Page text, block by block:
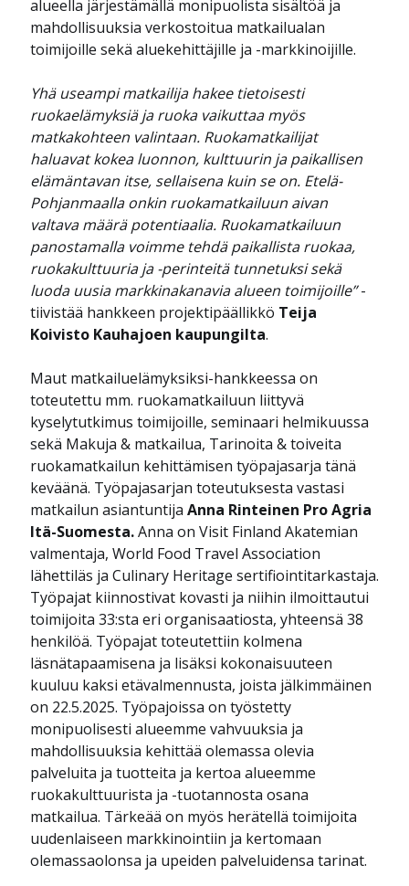
alueella järjestämällä monipuolista sisältöä ja
mahdollisuuksia verkostoitua matkailualan
toimijoille sekä aluekehittäjille ja -markkinoijille.
Yhä useampi matkailija hakee tietoisesti
ruokaelämyksiä ja ruoka vaikuttaa myös
matkakohteen valintaan. Ruokamatkailijat
haluavat kokea luonnon, kulttuurin ja paikallisen
elämäntavan itse, sellaisena kuin se on. Etelä-
Pohjanmaalla onkin ruokamatkailuun aivan
valtava määrä potentiaalia. Ruokamatkailuun
panostamalla voimme tehdä paikallista ruokaa,
ruokakulttuuria ja -perinteitä tunnetuksi sekä
luoda uusia markkinakanavia alueen toimijoille”-
tiivistää hankkeen projektipäällikkö Teija
Koivisto Kauhajoen kaupungilta.
Maut matkailuelämyksiksi-hankkeessa on
toteutettu mm. ruokamatkailuun liittyvä
kyselytutkimus toimijoille, seminaari helmikuussa
sekä Makuja & matkailua, Tarinoita & toiveita
ruokamatkailun kehittämisen työpajasarja tänä
keväänä. Työpajasarjan toteutuksesta vastasi
matkailun asiantuntija Anna Rinteinen Pro Agria
Itä-Suomesta.Anna on Visit Finland Akatemian
valmentaja, World Food Travel Association
lähettiläs ja Culinary Heritage sertifiointitarkastaja.
Työpajat kiinnostivat kovasti ja niihin ilmoittautui
toimijoita 33:sta eri organisaatiosta, yhteensä 38
henkilöä. Työpajat toteutettiin kolmena
läsnätapaamisena ja lisäksi kokonaisuuteen
kuuluu kaksi etävalmennusta, joista jälkimmäinen
on 22.5.2025. Työpajoissa on työstetty
monipuolisesti alueemme vahvuuksia ja
mahdollisuuksia kehittää olemassa olevia
palveluita ja tuotteita ja kertoa alueemme
ruokakulttuurista ja -tuotannosta osana
matkailua. Tärkeää on myös herätellä toimijoita
uudenlaiseen markkinointiin ja kertomaan
olemassaolonsa ja upeiden palveluidensa tarinat.